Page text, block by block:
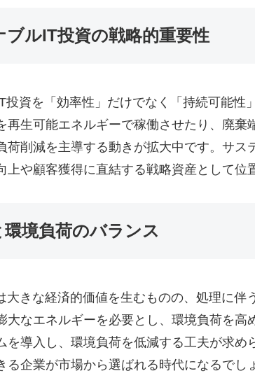
ブルIT投資の戦略的重要性
投資を「効率性」だけでなく「持続可能性
再生可能エネルギーで稼働させたり、廃棄
荷削減を主導する動きが拡大中です。サ
上や顧客獲得に直結する戦略資産として位
境負荷のバランス
大きな経済的価値を生むものの、処理に伴
大なエネルギーを必要とし、環境負荷を高
を導入し、環境負荷を低減する工夫が求
る企業が市場から選ばれる時代になるでし